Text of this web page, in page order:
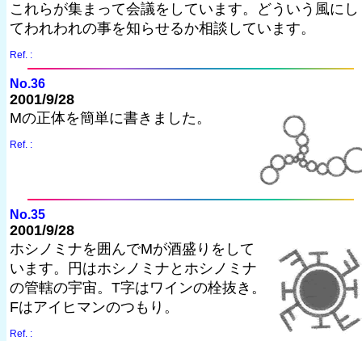
これらが集まって会議をしています。どういう風にし
てわれわれの事を知らせるか相談しています。
Ref. :
No.36
2001/9/28
Mの正体を簡単に書きました。
Ref. :
No.35
2001/9/28
ホシノミナを囲んでMが酒盛りをして
います。円はホシノミナとホシノミナ
の管轄の宇宙。T字はワインの栓抜き。
Fはアイヒマンのつもり。
Ref. :